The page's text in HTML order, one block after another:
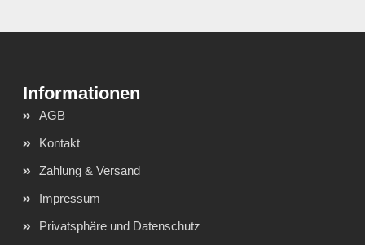
AGB
Kontakt
Zahlung & Versand
Impressum
Privatsphäre und Datenschutz